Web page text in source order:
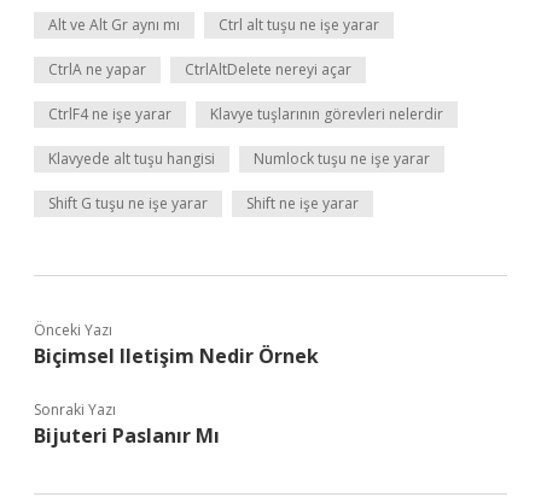
Alt ve Alt Gr aynı mı Ctrl alt tuşu ne işe yarar
CtrlA ne yapar CtrlAltDelete nereyi açar
CtrlF4 ne işe yarar Klavye tuşlarının görevleri nelerdir
Klavyede alt tuşu hangisi Numlock tuşu ne işe yarar
Shift G tuşu ne işe yarar Shift ne işe yarar
Önceki Yazı
Biçimsel Iletişim Nedir Örnek
Sonraki Yazı
Bijuteri Paslanır Mı